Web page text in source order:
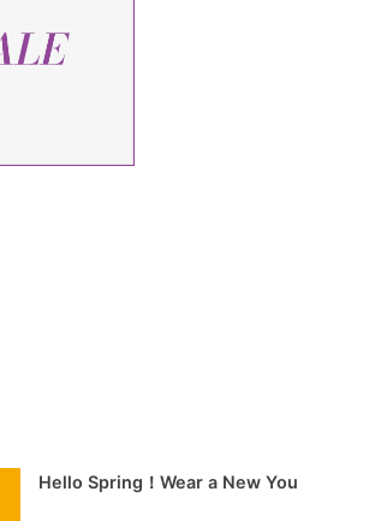
Hello Spring！Wear a New You